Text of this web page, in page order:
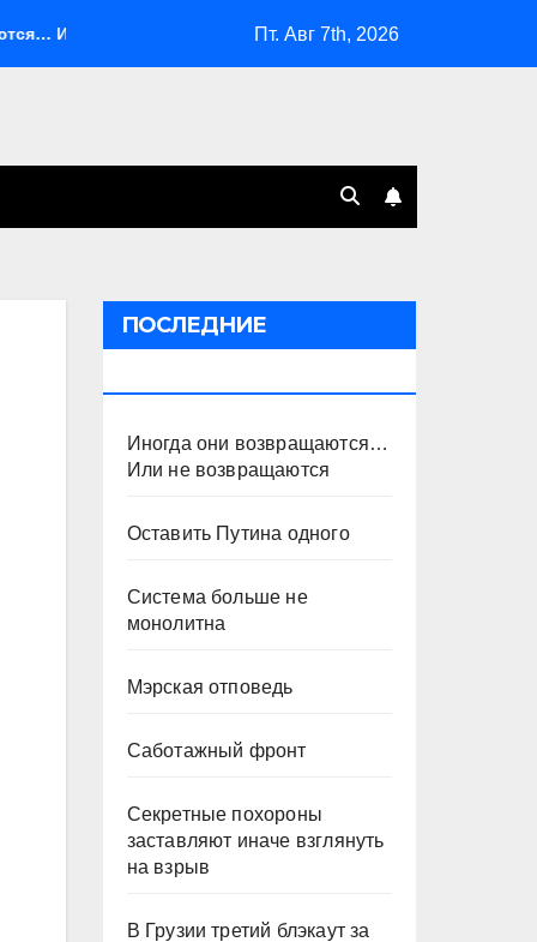
не возвращаются Оставить Путина одного
Пт. Авг 7th, 2026
ПОСЛЕДНИЕ
Иногда они возвращаются…
Или не возвращаются
Оставить Путина одного
Система больше не
монолитна
Мэрская отповедь
Саботажный фронт
Секретные похороны
заставляют иначе взглянуть
на взрыв
В Грузии третий блэкаут за